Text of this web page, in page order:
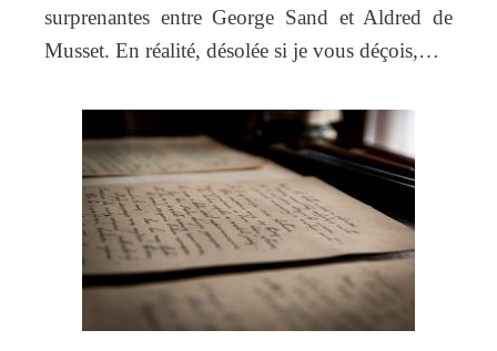
surprenantes entre George Sand et Aldred de
Musset. En réalité, désolée si je vous déçois,…